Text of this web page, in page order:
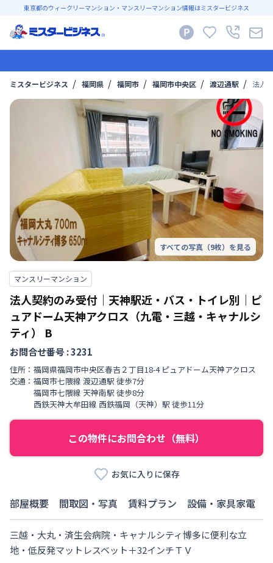
東京都のウィークリーマンション・マンスリーマンション情報はミスタービジネス
ミスタービジネス 福岡県 福岡市 福岡市中央区 渡辺通駅 法人
すべての写真（9枚）を見る
マンスリーマンション
法人契約のみ受付｜天神駅近・バス・トイレ別｜ピ
ュアドーム天神アクロス（九電・三越・キャナルシ
ティ）
B
お問合せ番号 :3231
住所： 福岡県福岡市中央区春吉 ２丁目18-4 ピュアドーム天神アクロス
交通： 福岡市七隈線 渡辺通駅 徒歩7分
福岡市七隈線 天神南駅 徒歩8分
西鉄天神大牟田線 西鉄福岡（天神）駅 徒歩11分
この物件にお問合わせ（無料）
お気に入りに保存
部屋概要 間取図・写真 賃料プラン 設備・家具家電
三越・大丸・済生会病院・キャナルシティ博多に便利な立
地・低反発マットレスベット＋32インチＴＶ